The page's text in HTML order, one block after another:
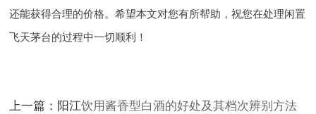
还能获得合理的价格。希望本文对您有所帮助，祝您在处理闲置
飞天茅台的过程中一切顺利！
上一篇：阳江饮用酱香型白酒的好处及其档次辨别方法